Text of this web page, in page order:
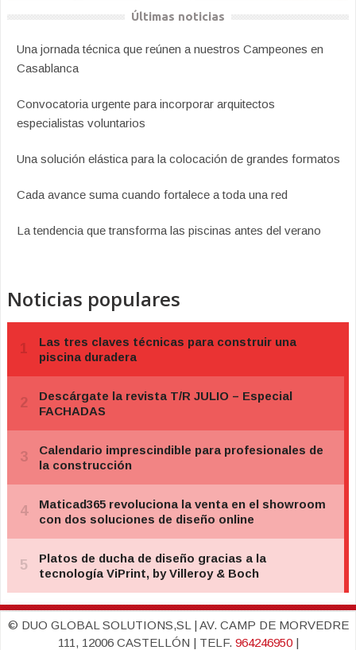
Últimas noticias
Una jornada técnica que reúnen a nuestros Campeones en
Casablanca
Convocatoria urgente para incorporar arquitectos
especialistas voluntarios
Una solución elástica para la colocación de grandes formatos
Cada avance suma cuando fortalece a toda una red
La tendencia que transforma las piscinas antes del verano
Noticias populares
© DUO GLOBAL SOLUTIONS,SL | AV. CAMP DE MORVEDRE
111, 12006 CASTELLÓN | TELF. 964246950|